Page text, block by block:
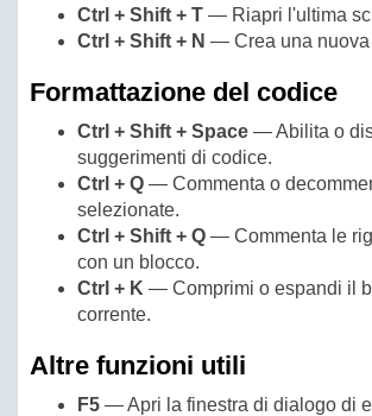
Ctrl + Shift + T — Riapri l'ultima
Ctrl + Shift + N — Crea una nuova
Formattazione del codice
Ctrl + Shift + Space — Abilita o
suggerimenti di codice.
Ctrl + Q — Commenta o
selezionate.
Ctrl + Shift + Q — Commenta le
con un blocco.
Ctrl + K — Comprimi o espandi il
corrente.
Altre funzioni utili
F5 — Apri la finestra di dialogo di